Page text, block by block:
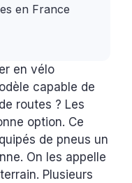
en France
en vélo
capable de
routes ? Les
option. Ce
de pneus un
On les appelle
Plusieurs